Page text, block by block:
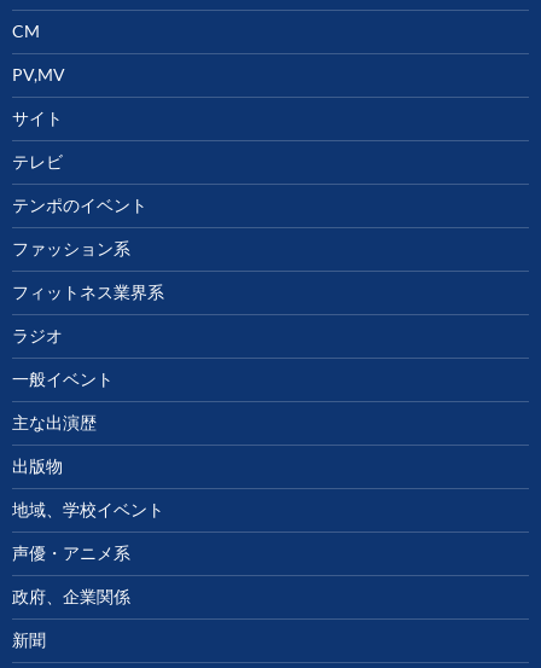
CM
PV,MV
サイト
テレビ
テンポのイベント
ファッション系
フィットネス業界系
ラジオ
一般イベント
主な出演歴
出版物
地域、学校イベント
声優・アニメ系
政府、企業関係
新聞